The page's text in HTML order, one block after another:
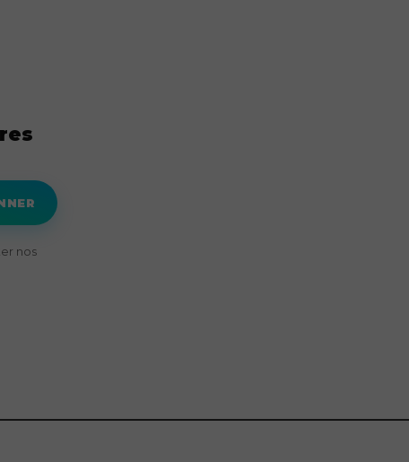
nos